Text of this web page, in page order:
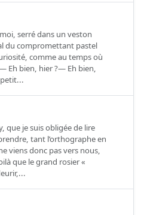
serré dans un veston
du compromettant pastel
comme au temps où
Eh bien, hier ?— Eh bien,
que je suis obligée de lire
tant l’orthographe en
viens donc pas vers nous,
que le grand rosier «